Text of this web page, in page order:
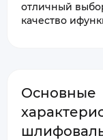
отличный
качество
Основные